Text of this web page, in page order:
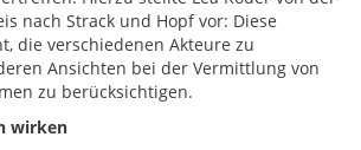
nach Strack und Hopf vor: Diese
die verschiedenen Akteure zu
Ansichten bei der Vermittlung von
zu berücksichtigen.
wirken